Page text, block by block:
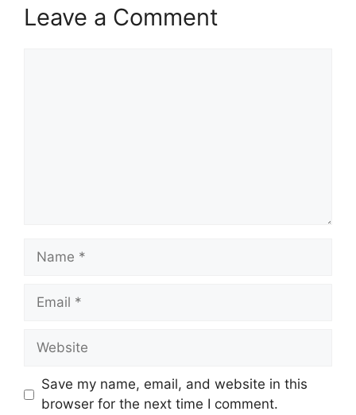
Leave a Comment
Name
Email
Website
Save my name, email, and website in this
browser for the next time I comment.